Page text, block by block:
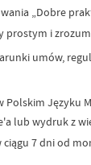
„Dobre
prostym i
umów,
Polskim Języku
lub wydruk z
7 dni od